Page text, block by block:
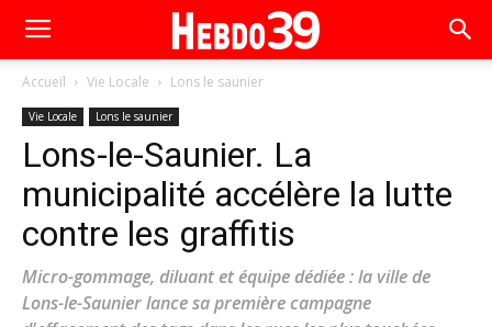
Accueil Vie Locale Lons le saunier
Vie Locale Lons le saunier
Lons-le-Saunier. La
municipalité accélère la lutte
contre les graffitis
Micro-gommage, diluant et équipe dédiée : la ville de
Lons-le-Saunier lance sa première campagne